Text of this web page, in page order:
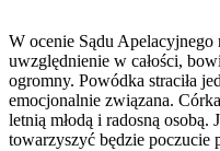
W ocenie Sądu Apelacyjnego
uwzględnienie w całości,
ogromny. Powódka straciła
emocjonalnie związana.
letnią młodą i radosną osobą.
towarzyszyć będzie poczucie